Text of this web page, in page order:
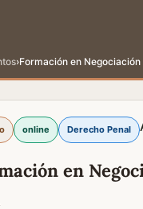
›Formación en
online Derecho Penal
en